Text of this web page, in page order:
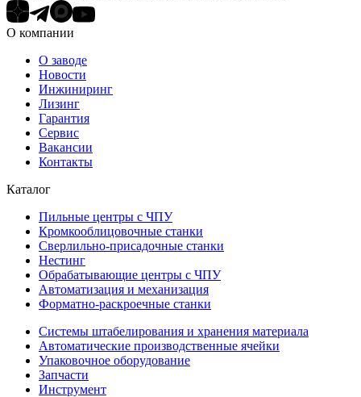
О компании
О заводе
Новости
Инжиниринг
Лизинг
Гарантия
Сервис
Вакансии
Контакты
Каталог
Пильные центры с ЧПУ
Кромкооблицовочные станки
Сверлильно-присадочные станки
Нестинг
Обрабатывающие центры с ЧПУ
Автоматизация и механизация
Форматно-раскроечные станки
Системы штабелирования и хранения материала
Автоматические производственные ячейки
Упаковочное оборудование
Запчасти
Инструмент